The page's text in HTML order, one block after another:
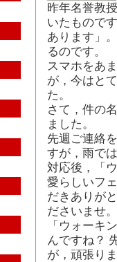
昨年名誉教
いたもので
あります」
るのです。
スマホをあ
が，今はと
た。
さて，件の
ました。
先週ご連絡
すが，雨で
対応後，「
愛らしいフ
だきありが
ださいませ。
「ウォーキ
んですね？
が，頑張り